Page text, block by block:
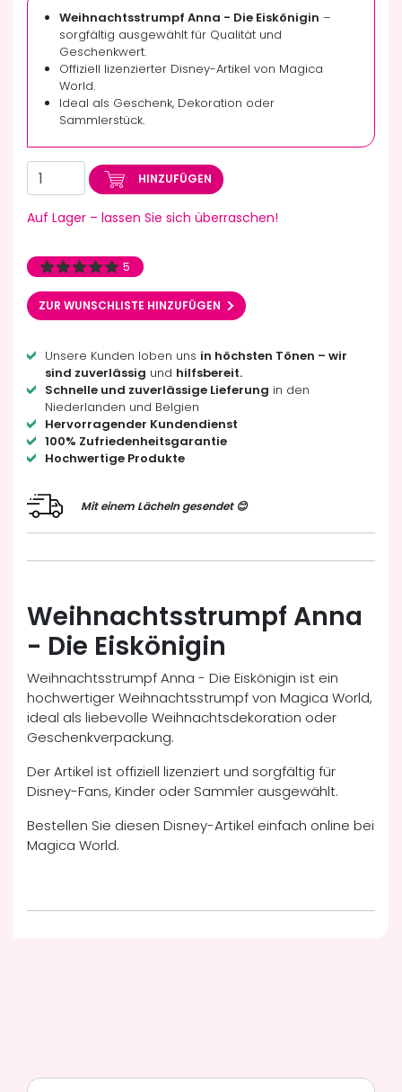
Weihnachtsstrumpf Anna - Die Eiskönigin –
sorgfältig ausgewählt für Qualität und
Geschenkwert.
Offiziell lizenzierter Disney-Artikel von Magica
World.
Ideal als Geschenk, Dekoration oder
Sammlerstück.
HINZUFÜGEN
Auf Lager – lassen Sie sich überraschen!
5
ZUR WUNSCHLISTE HINZUFÜGEN
Unsere Kunden loben uns in höchsten Tönen – wir
sind zuverlässig und hilfsbereit.
Schnelle und zuverlässige Lieferung in den
Niederlanden und Belgien
Hervorragender Kundendienst
100% Zufriedenheitsgarantie
Hochwertige Produkte
Mit einem Lächeln gesendet 😊
Weihnachtsstrumpf Anna
- Die Eiskönigin
Weihnachtsstrumpf Anna - Die Eiskönigin ist ein
hochwertiger Weihnachtsstrumpf von Magica World,
ideal als liebevolle Weihnachtsdekoration oder
Geschenkverpackung.
Der Artikel ist offiziell lizenziert und sorgfältig für
Disney-Fans, Kinder oder Sammler ausgewählt.
Bestellen Sie diesen Disney-Artikel einfach online bei
Magica World.